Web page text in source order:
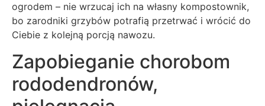
ogrodem – nie wrzucaj ich na własny kompostownik,
bo zarodniki grzybów potrafią przetrwać i wrócić do
Ciebie z kolejną porcją nawozu.
Zapobieganie chorobom
rododendronów,